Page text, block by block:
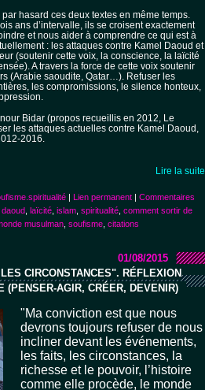
hasard ces deux textes en même temps.
ans d’intervalle, ils se croisent exactement
et nous aider à comprendre ce qui est à
: les attaques contre Kamel Daoud et
(soutenir cette voix, la conscience, la laïcité
A travers la force de cette voix soutenir
(Arabie saoudite, Qatar…). Refuser les
les compromissions, le silence honteux,
Bidar (propos recueillis en 2012, Le
les attaques actuelles contre Kamel Daoud,
2016.
Lire la suite
| Lien permanent | Commentaires
laïcité islam spiritualité comment sortir de
musulman soufisme citations
01/08/2015
CIRCONSTANCES". RÉFLEXION
(PENSER-AGIR, CRÉER, DEVENIR)
"Ma conviction est que nous
devrons toujours refuser de nous
incliner devant les événements,
les faits, les circonstances, la
richesse et le pouvoir, l’histoire
comme elle procède, le monde